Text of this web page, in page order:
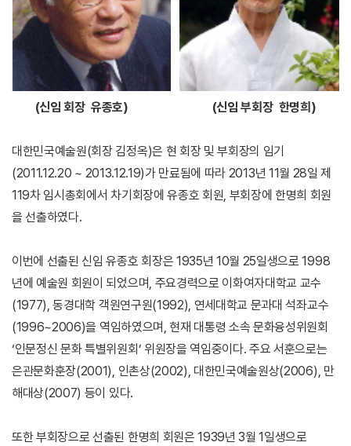
(신임 회장 유종호) (신임 부회장 한명희)
대한민국예술원(회장 김정옥)은 현 회장 및 부회장의 임기
(2011.12.20 ~ 2013.12.19)가 만료됨에 따라 2013년 11월 28일 제
119차 임시총회에서 차기회장에 유종호 회원, 부회장에 한명희 회원
을 선출하였다.
이번에 선출된 신임 유종호 회장은 1935년 10월 25일생으로 1998
년에 예술원 회원이 되었으며, 주요경력으로 이화여자대학교 교수
(1977), 동경대학 객원연구원(1992), 연세대학교 문과대 석좌교수
(1996~2006)을 역임하였으며, 현재 대통령 소속 문화융성위원회
‘인문정신 문화 특별위원회’ 위원장을 역임중이다. 주요 서훈으로는
은관문화훈장(2001), 인촌상(2002), 대한민국예술원상(2006), 만
해대상(2007) 등이 있다.
또한 부회장으로 선출된 한명희 회원은 1939년 3월 1일생으로